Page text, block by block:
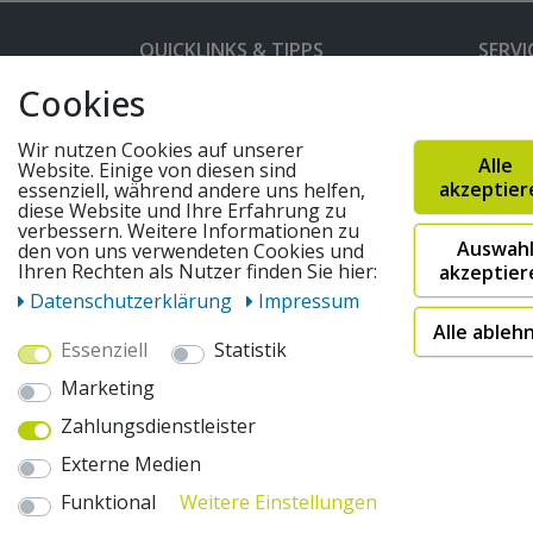
QUICKLINKS & TIPPS
Kunden-Login
Partnerprogramm
Marken
FAQ
Widerruf absenden
© 2026 pentagonsports.de
Daten­schutz­erklärung
* Alle Preise inkl. gesetzlicher Mehrwertsteuer zuzüglich
"Sofort verfügbar") | 2Versandkostenfrei nach
Cookies
Wir nutzen Cookies auf unserer
Website. Einige von diesen sind
essenziell, während andere uns helfen,
diese Website und Ihre Erfahrung zu
verbessern. Weitere Informationen zu
den von uns verwendeten Cookies und
Ihren Rechten als Nutzer finden Sie hier:
Daten­schutz­erklärung
Impressum
Essenziell
Statistik
Marketing
Zahlungsdienstleister
Externe Medien
Funktional
Weitere Einstellungen
Alle
Auswahl
Alle